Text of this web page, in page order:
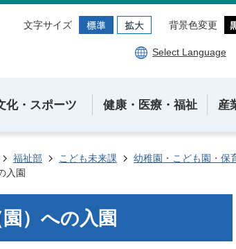
文字サイズ 背景色変更
Select Language
化・スポーツ 健康・医療・福祉 産
福祉部 こども未来課
幼稚園・こども園・保
入園
）への入園